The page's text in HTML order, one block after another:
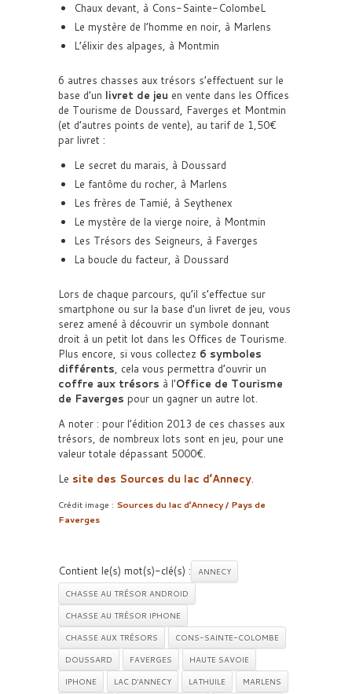
Chaux devant, à Cons-Sainte-ColombeL
Le mystère de l’homme en noir, à Marlens
L’élixir des alpages, à Montmin
6 autres chasses aux trésors s’effectuent sur le
base d’un livret de jeu en vente dans les Offices
de Tourisme de Doussard, Faverges et Montmin
(et d’autres points de vente), au tarif de 1,50€
par livret :
Le secret du marais, à Doussard
Le fantôme du rocher, à Marlens
Les frères de Tamié, à Seythenex
Le mystère de la vierge noire, à Montmin
Les Trésors des Seigneurs, à Faverges
La boucle du facteur, à Doussard
Lors de chaque parcours, qu’il s’effectue sur
smartphone ou sur la base d’un livret de jeu, vous
serez amené à découvrir un symbole donnant
droit à un petit lot dans les Offices de Tourisme.
Plus encore, si vous collectez 6 symboles
différents, cela vous permettra d’ouvrir un
coffre aux trésors à l’Office de Tourisme
de Faverges pour un gagner un autre lot.
A noter : pour l’édition 2013 de ces chasses aux
trésors, de nombreux lots sont en jeu, pour une
valeur totale dépassant 5000€.
Le site des Sources du lac d’Annecy.
Crédit image : Sources du lac d’Annecy / Pays de
Faverges
Contient le(s) mot(s)-clé(s) :
ANNECY
CHASSE AU TRÉSOR ANDROID
CHASSE AU TRÉSOR IPHONE
CHASSE AUX TRÉSORS
CONS-SAINTE-COLOMBE
DOUSSARD
FAVERGES
HAUTE SAVOIE
IPHONE
LAC D'ANNECY LATHUILE
MARLENS